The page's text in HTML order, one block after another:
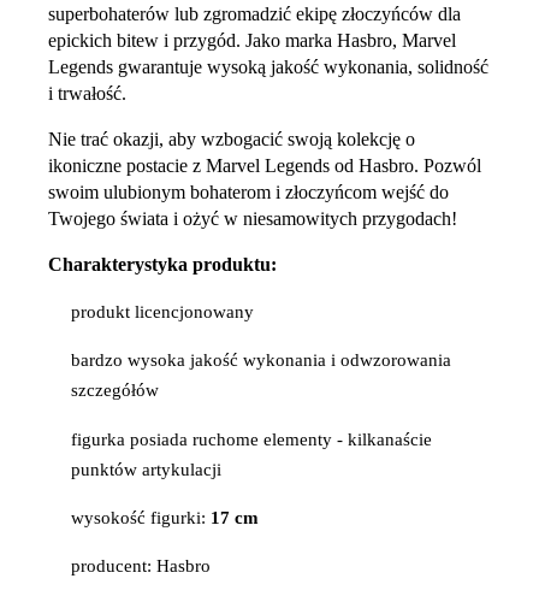
superbohaterów lub zgromadzić ekipę złoczyńców dla
epickich bitew i przygód. Jako marka Hasbro, Marvel
Legends gwarantuje wysoką jakość wykonania, solidność
i trwałość.
Nie trać okazji, aby wzbogacić swoją kolekcję o
ikoniczne postacie z Marvel Legends od Hasbro. Pozwól
swoim ulubionym bohaterom i złoczyńcom wejść do
Twojego świata i ożyć w niesamowitych przygodach!
Charakterystyka produktu:
produkt licencjonowany
bardzo wysoka jakość wykonania i odwzorowania
szczegółów
figurka posiada ruchome elementy - kilkanaście
punktów artykulacji
wysokość figurki: 17 cm
producent: Hasbro